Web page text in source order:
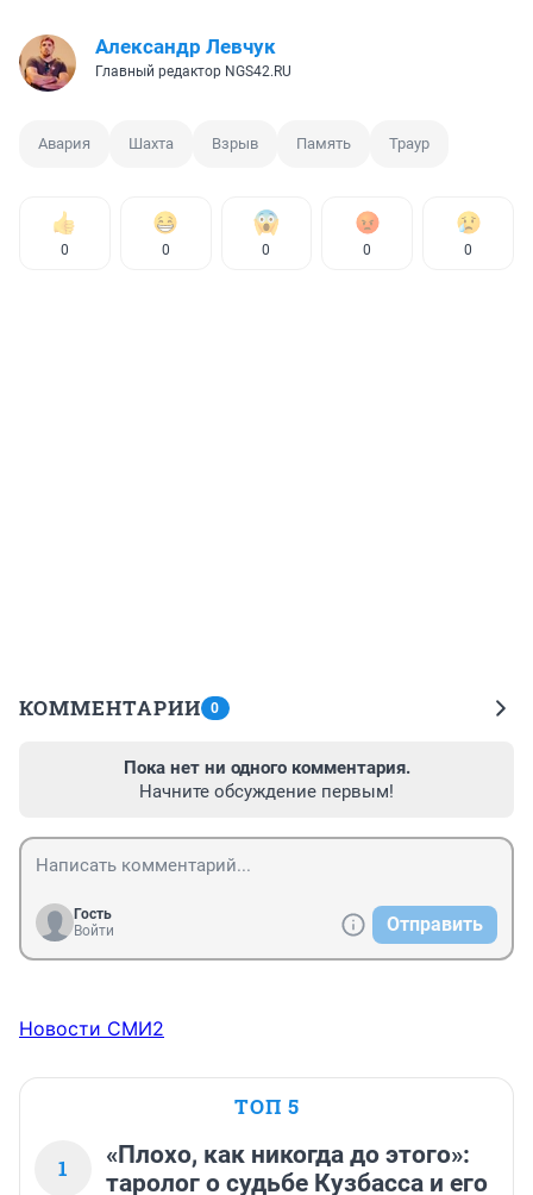
Александр Левчук
Главный редактор NGS42.RU
Авария Шахта Взрыв Память Траур
0 0 0 0 0
КОММЕНТАРИИ 0
Пока нет ни одного комментария.
Начните обсуждение первым!
Гость
Войти
Отправить
Новости СМИ2
ТОП 5
1
«Плохо, как никогда до этого»:
таролог о судьбе Кузбасса и его